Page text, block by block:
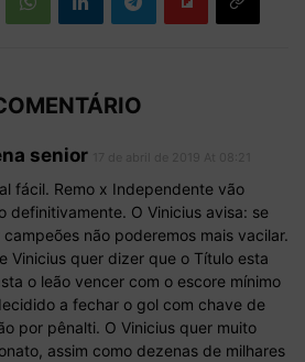
senior
fácil. Remo x Independente vão
definitivamente. O Vinicius avisa: se
campeões não poderemos mais vacilar.
Vinicius quer dizer que o Título esta
o leão vencer com o escore mínimo
a fechar o gol com chave de
por pênalti. O Vinicius quer muito
assim como dezenas de milhares